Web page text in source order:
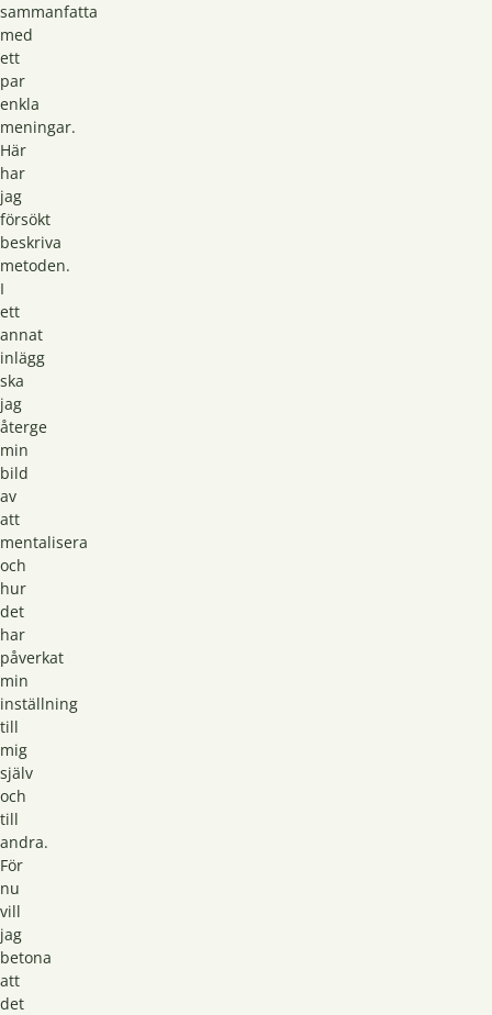
sammanfatta
med
ett
par
enkla
meningar.
Här
har
jag
försökt
beskriva
metoden.
I
ett
annat
inlägg
ska
jag
återge
min
bild
av
att
mentalisera
och
hur
det
har
påverkat
min
inställning
till
mig
själv
och
till
andra.
För
nu
vill
jag
betona
att
det